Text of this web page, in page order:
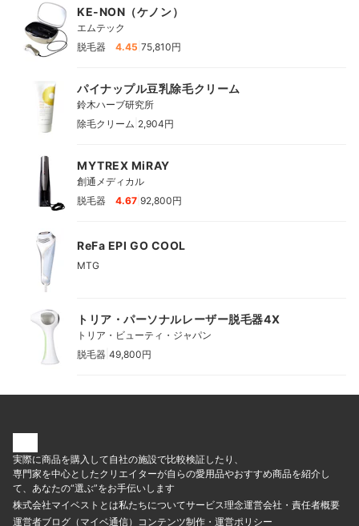
KE-NON（ケノン）
エムテック
脱毛器
4.45 75,810円
パイナップル豆乳除毛クリーム
鈴木ハーブ研究所
除毛クリーム 2,904円
MYTREX MiRAY
創通メディカル
脱毛器
4.67 92,800円
ReFa EPI GO COOL
MTG
トリア・パーソナルレーザー脱毛器4X
トリア・ビューティ・ジャパン
脱毛器 49,800円
実際に商品を購入して自社の施設で比較検証したり、
専門家を中心としたクリエイターが自らの愛用品やおすすめ商品を紹介し
て、あなたの“選ぶ”をお手伝いします
株式会社マイベストとは私たちについてサービス理念運営会社・責任者概要
運営者ブログ（マイベ通信） コンテンツ制作・運営ポリシー